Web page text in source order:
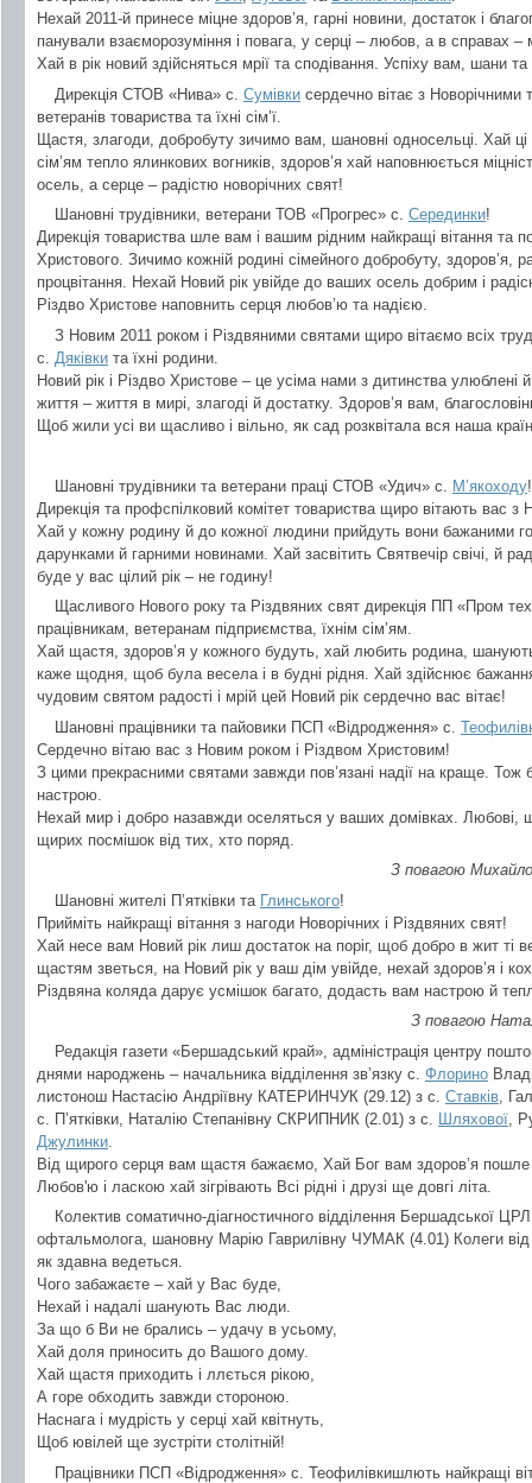
Нехай 2011-й принесе міцне здоров’я, гарні новини, достаток і
панували взаєморозуміння і повага, у серці – любов, а в справах –
Хай в рік новий здійсняться мрії та сподівання. Успіху вам, шани та
Дирекція СТОВ «Нива» с. Сумівки сердечно вітає з Новорічними
ветеранів товариства та їхні сім’ї.
Щастя, злагоди, добробуту зичимо вам, шановні односельці. Хай
сім’ям тепло ялинкових вогників, здоров’я хай наповнюється
осель, а серце – радістю новорічних свят!
Шановні трудівники, ветерани ТОВ «Прогрес» с. Серединки!
Дирекція товариства шле вам і вашим рідним найкращі вітання та
Христового. Зичимо кожній родині сімейного добробуту, здоров’я,
процвітання. Нехай Новий рік увійде до ваших осель добрим і
Різдво Христове наповнить серця любов’ю та надією.
З Новим 2011 роком і Різдвяними святами щиро вітаємо всіх
с. Дяківки та їхні родини.
Новий рік і Різдво Христове – це усіма нами з дитинства улюблені
життя – життя в мирі, злагоді й достатку. Здоров’я вам,
Щоб жили усі ви щасливо і вільно, як сад розквітала вся наша
Шановні трудівники та ветерани праці СТОВ «Удич» с. М’якоходу!
Дирекція та профспілковий комітет товариства щиро вітають вас
Хай у кожну родину й до кожної людини прийдуть вони бажаними
дарунками й гарними новинами. Хай засвітить Святвечір свічі, й
буде у вас цілий рік – не годину!
Щасливого Нового року та Різдвяних свят дирекція ПП «Пром
працівникам, ветеранам підприємства, їхнім сім’ям.
Хай щастя, здоров’я у кожного будуть, хай любить родина,
каже щодня, щоб була весела і в будні рідня. Хай здійснює бажання
чудовим святом радості і мрій цей Новий рік сердечно вас вітає!
Шановні працівники та пайовики ПСП «Відродження» с.
Сердечно вітаю вас з Новим роком і Різдвом Христовим!
З цими прекрасними святами завжди пов’язані надії на краще.
настрою.
Нехай мир і добро назавжди оселяться у ваших домівках. Любові,
щирих посмішок від тих, хто поряд.
З повагою
Шановні жителі П’ятківки та Глинського!
Прийміть найкращі вітання з нагоди Новорічних і Різдвяних свят!
Хай несе вам Новий рік лиш достаток на поріг, щоб добро в жит ті
щастям зветься, на Новий рік у ваш дім увійде, нехай здоров’я і
Різдвяна коляда дарує усмішок багато, додасть вам настрою й
З повагою
Редакція газети «Бершадський край», адміністрація центру
днями народжень – начальника відділення зв’язку с. Флорино
листонош Настасію Андріївну КАТЕРИНЧУК (29.12) з с. Ставків ,
с. П’ятківки, Наталію Степанівну СКРИПНИК (2.01) з с. Шляхової ,
Джулинки
Від щирого серця вам щастя бажаємо, Хай Бог вам здоров’я пошле
Любов'ю і ласкою хай зігрівають Всі рідні і друзі ще довгі літа.
Колектив соматично-діагностичного відділення Бершадської
офтальмолога, шановну Марію Гаврилівну ЧУМАК (4.01) Колеги
як здавна ведеться.
Чого забажаєте – хай у Вас буде,
Нехай і надалі шанують Вас люди.
За що б Ви не брались – удачу в усьому,
Хай доля приносить до Вашого дому.
Хай щастя приходить і ллється рікою,
А горе обходить завжди стороною.
Наснага і мудрість у серці хай квітнуть,
Щоб ювілей ще зустріти столітній!
Працівники ПСП «Відродження» с. Теофилівкишлють найкращі